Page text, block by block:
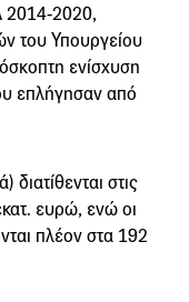
2014-2020,
του Υπουργείου
ενίσχυση
επλήγησαν από
στις
ευρώ, ενώ οι
πλέον στα 192